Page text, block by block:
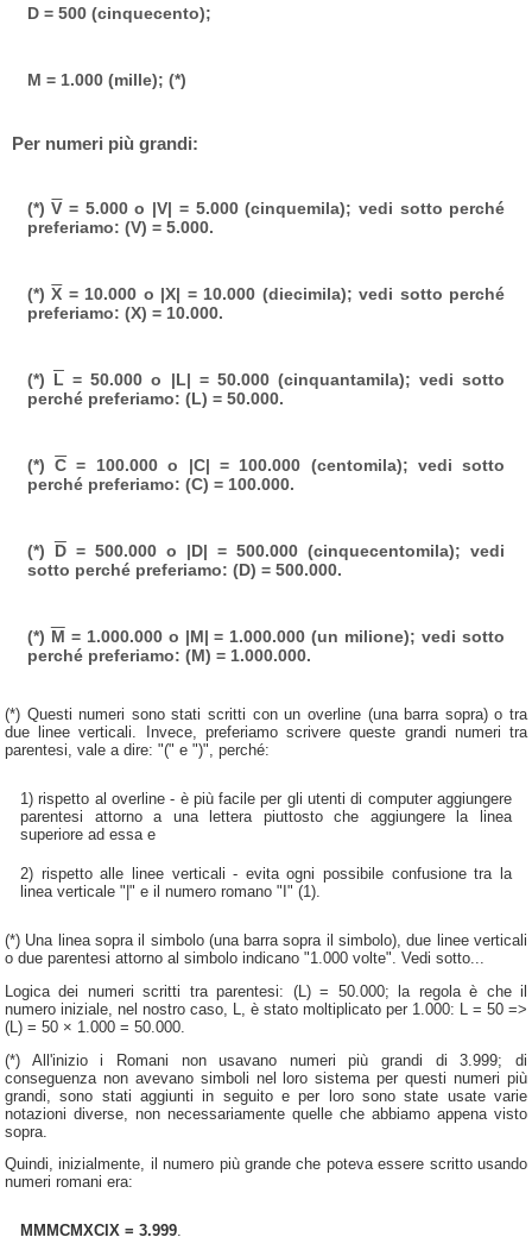
D = 500 (cinquecento);
M = 1.000 (mille); (*)
Per numeri più grandi:
(*)V = 5.000 o |V| = 5.000 (cinquemila); vedi sotto perché
preferiamo: (V) = 5.000.
(*)X = 10.000 o |X| = 10.000 (diecimila); vedi sotto perché
preferiamo: (X) = 10.000.
(*) L = 50.000 o |L| = 50.000 (cinquantamila); vedi sotto
perché preferiamo: (L) = 50.000.
(*)C = 100.000 o |C| = 100.000 (centomila); vedi sotto
perché preferiamo: (C) = 100.000.
(*) D= 500.000 o |D| = 500.000 (cinquecentomila); vedi
sotto perché preferiamo: (D) = 500.000.
(*) M = 1.000.000 o |M| = 1.000.000 (un milione); vedi sotto
perché preferiamo: (M) = 1.000.000.
(*) Questi numeri sono stati scritti con un overline (una barra sopra) o tra
due linee verticali. Invece, preferiamo scrivere queste grandi numeri tra
parentesi, vale a dire: "(" e ")", perché:
1) rispetto al overline - è più facile per gli utenti di computer aggiungere
parentesi attorno a una lettera piuttosto che aggiungere la linea
superiore ad essa e
2) rispetto alle linee verticali - evita ogni possibile confusione tra la
linea verticale "|" e il numero romano "I" (1).
(*) Una linea sopra il simbolo (una barra sopra il simbolo), due linee verticali
o due parentesi attorno al simbolo indicano "1.000 volte". Vedi sotto...
Logica dei numeri scritti tra parentesi: (L) = 50.000; la regola è che il
numero iniziale, nel nostro caso, L, è stato moltiplicato per 1.000: L = 50 =>
(L) = 50 × 1.000 = 50.000.
(*) All'inizio i Romani non usavano numeri più grandi di 3.999; di
conseguenza non avevano simboli nel loro sistema per questi numeri più
grandi, sono stati aggiunti in seguito e per loro sono state usate varie
notazioni diverse, non necessariamente quelle che abbiamo appena visto
sopra.
Quindi, inizialmente, il numero più grande che poteva essere scritto usando
numeri romani era:
MMMCMXCIX = 3.999.